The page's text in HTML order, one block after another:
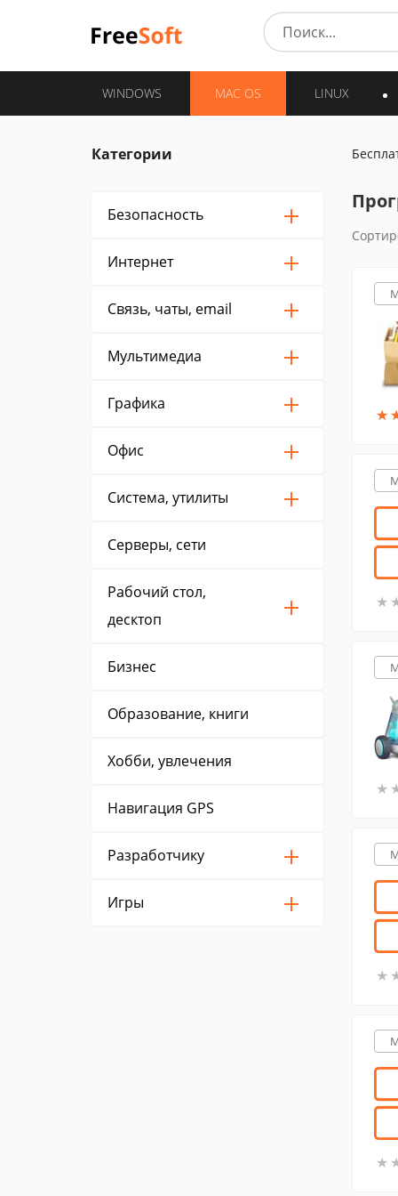
WINDOWS MAC OS LINUX
Категории
Безопасность
Интернет
Связь, чаты, email
Мультимедиа
Графика
Офис
Система, утилиты
Серверы, сети
Рабочий стол,
десктоп
Бизнес
Образование, книги
Хобби, увлечения
Навигация GPS
Разработчику
Игры
★
★
★
★
★
★
★
★
★
★